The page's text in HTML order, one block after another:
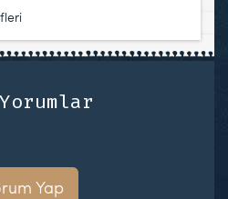
Yorumlar
Yap